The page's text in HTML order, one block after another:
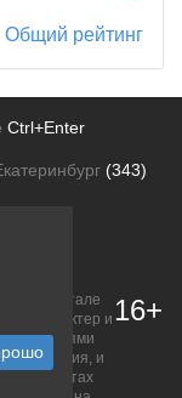
Общий рейтинг
Ctrl+Enter
(343)
на портале
характер и
описания, и
на сайтах
16+